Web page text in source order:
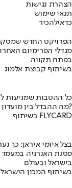
הצהרת נגישות
תנאי שימוש
כדאילהכיר
הפרויקט החדש
בפתח תקווה
בשיתוף קבוצת אלמוג
כל ההטבות שמגיעות
מה ההבדל בין מועדון תעופה וכרטיס אשראי?
בשיתוף FLYCARD
בצל איומי איראן: כך
פסגת האנרגיה במעמד
בישראל ובעולם
בשיתוף המכון